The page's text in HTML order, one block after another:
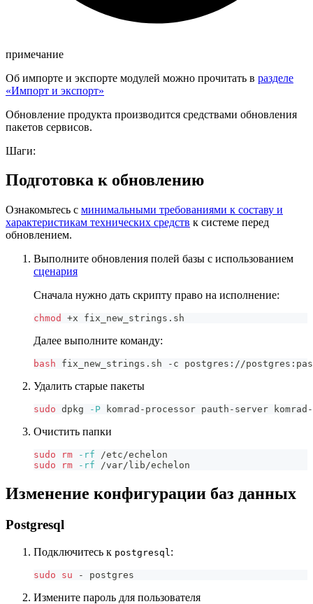
примечание
Об импорте и экспорте модулей можно прочитать в разделе
«Импорт и экспорт»
Обновление продукта производится средствами обновления
пакетов сервисов.
Шаги:
Подготовка к обновлению
Ознакомьтесь с минимальными требованиями к составу и
характеристикам технических средств к системе перед
обновлением.
Выполните обновления полей базы с использованием
сценария
Сначала нужно дать скрипту право на исполнение:
chmod +x fix_new_strings.sh
Далее выполните команду:
bash fix_new_strings.sh -с postgres://
Удалить старые пакеты
sudo dpkg -P komrad-processor pauth-server
Очистить папки
sudo rm -rf /etc/echelon
sudo
rm -rf /var/lib/echelon
Изменение конфигурации баз данных
Postgresql
Подключитесь к postgresql :
sudo su - postgres
Измените пароль для пользователя